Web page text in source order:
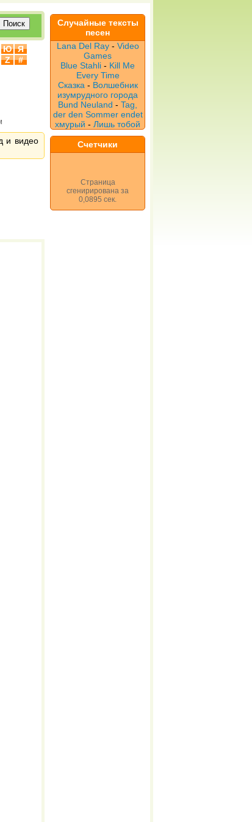
Ю
Я
Z
#
и видео
Случайные тексты
песен
Lana Del Ray- Video
Games
Blue Stahli - Kill Me
Every Time
Сказка - Волшебник
изумрудного города
Bund Neuland - Tag,
der den Sommer endet
хмурый - Лишь тобой
Счетчики
Страница
сгенирирована за
0,0895 сек.